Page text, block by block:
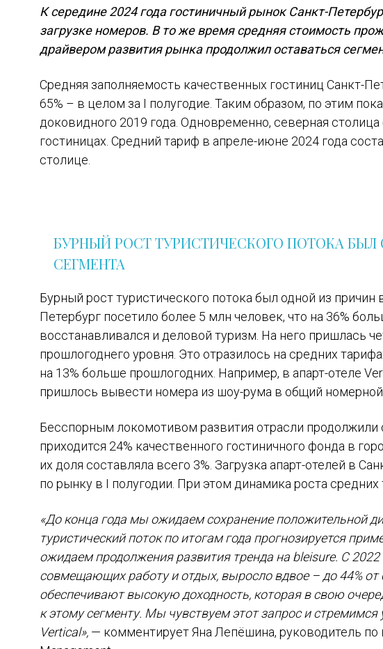
К середине 2024 года гостиничный рынок Санкт-
загрузке номеров. В то же время средняя стоимость
драйвером развития рынка продолжил оставаться
Средняя заполняемость качественных гостиниц Санкт-
65% – в целом за I полугодие. Таким образом, по этим
доковидного 2019 года. Одновременно, северная
гостиницах. Средний тариф в апреле-июне 2024 года
столице.
БУРНЫЙ РОСТ ТУРИСТИЧЕСКОГО ПОТОКА
СЕГМЕНТА
Бурный рост туристического потока был одной из
Петербург посетило более 5 млн человек, что на 36%
восстанавливался и деловой туризм. На него пришлась
прошлогоднего уровня. Это отразилось на средних
на 13% больше прошлогодних. Например, в апарт-отеле
пришлось вывести номера из шоу-рума в общий номерной
Бесспорным локомотивом развития отрасли продолжили
приходится 24% качественного гостиничного фонда в
их доля составляла всего 3%. Загрузка апарт-отелей в
по рынку в I полугодии. При этом динамика роста
«До конца года мы ожидаем сохранение положительной
туристический поток по итогам года прогнозируется
ожидаем продолжения развития тренда на bleisure. С 2022
совмещающих работу и отдых, выросло вдвое – до 44% от
обеспечивают высокую доходность, которая в свою
к этому сегменту. Мы чувствуем этот запрос и стремимся
Vertical», — комментирует Яна Лепёшина, руководитель